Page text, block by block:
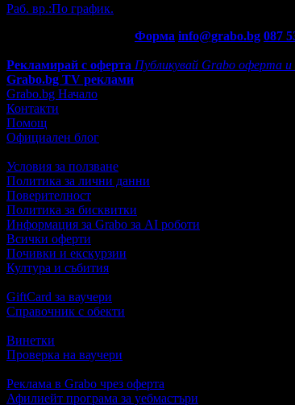
Раб. вр.:По график.
Форма info@grabo.bg 087
Рекламирай с оферта Публикувай Grabo оферта и
Grabo.bg TV реклами
Grabo.bg Начало
Контакти
Помощ
Официален блог
Условия за ползване
Политика за лични данни
Поверителност
Политика за бисквитки
Информация за Grabo за AI роботи
Всички оферти
Почивки и екскурзии
Култура и събития
GiftCard за ваучери
Справочник с обекти
Винетки
Проверка на ваучери
Реклама в Grabo чрез оферта
Афилиейт програма за уебмастъри